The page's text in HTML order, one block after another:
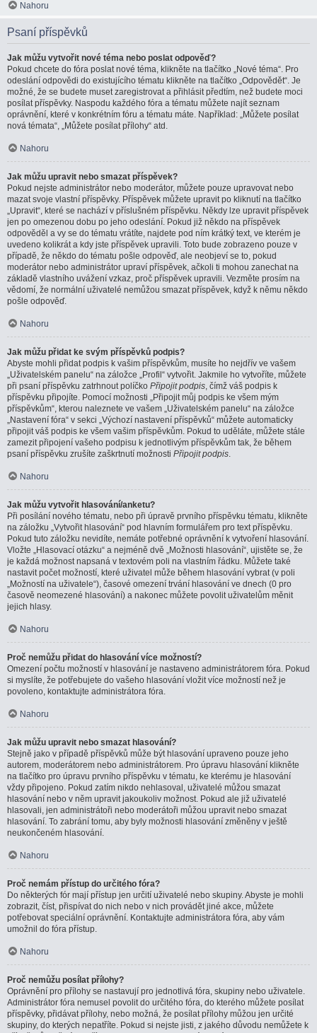
Nahoru
Psaní příspěvků
Jak můžu vytvořit nové téma nebo poslat odpověď?
Pokud chcete do fóra poslat nové téma, klikněte na tlačítko „Nové téma“. Pro
odeslání odpovědi do existujícího tématu klikněte na tlačítko „Odpovědět“. Je
možné, že se budete muset zaregistrovat a přihlásit předtím, než budete moci
posílat příspěvky. Naspodu každého fóra a tématu můžete najít seznam
oprávnění, které v konkrétním fóru a tématu máte. Například: „Můžete posílat
nová témata“, „Můžete posílat přílohy“ atd.
Nahoru
Jak můžu upravit nebo smazat příspěvek?
Pokud nejste administrátor nebo moderátor, můžete pouze upravovat nebo
mazat svoje vlastní příspěvky. Příspěvek můžete upravit po kliknutí na tlačítko
„Upravit“, které se nachází v příslušném příspěvku. Někdy lze upravit příspěvek
jen po omezenou dobu po jeho odeslání. Pokud již někdo na příspěvek
odpověděl a vy se do tématu vrátíte, najdete pod ním krátký text, ve kterém je
uvedeno kolikrát a kdy jste příspěvek upravili. Toto bude zobrazeno pouze v
případě, že někdo do tématu pošle odpověď, ale neobjeví se to, pokud
moderátor nebo administrátor upraví příspěvek, ačkoli ti mohou zanechat na
základě vlastního uvážení vzkaz, proč příspěvek upravili. Vezměte prosím na
vědomí, že normální uživatelé nemůžou smazat příspěvek, když k němu někdo
pošle odpověď.
Nahoru
Jak můžu přidat ke svým příspěvků podpis?
Abyste mohli přidat podpis k vašim příspěvkům, musíte ho nejdřív ve vašem
„Uživatelském panelu“ na záložce „Profil“ vytvořit. Jakmile ho vytvoříte, můžete
při psaní příspěvku zatrhnout políčko Připojit podpis, čímž váš podpis k
příspěvku připojíte. Pomocí možnosti „Připojit můj podpis ke všem mým
příspěvkům“, kterou naleznete ve vašem „Uživatelském panelu“ na záložce
„Nastavení fóra“ v sekci „Výchozí nastavení příspěvků“ můžete automaticky
připojit váš podpis ke všem vašim příspěvkům. Pokud to uděláte, můžete stále
zamezit připojení vašeho podpisu k jednotlivým příspěvkům tak, že během
psaní příspěvku zrušíte zaškrtnutí možnosti Připojit podpis.
Nahoru
Jak můžu vytvořit hlasování/anketu?
Při posílání nového tématu, nebo při úpravě prvního příspěvku tématu, klikněte
na záložku „Vytvořit hlasování“ pod hlavním formulářem pro text příspěvku.
Pokud tuto záložku nevidíte, nemáte potřebné oprávnění k vytvoření hlasování.
Vložte „Hlasovací otázku“ a nejméně dvě „Možnosti hlasování“, ujistěte se, že
je každá možnost napsaná v textovém poli na vlastním řádku. Můžete také
nastavit počet možností, které uživatel může během hlasování vybrat (v poli
„Možností na uživatele“), časové omezení trvání hlasování ve dnech (0 pro
časově neomezené hlasování) a nakonec můžete povolit uživatelům měnit
jejich hlasy.
Nahoru
Proč nemůžu přidat do hlasování více možností?
Omezení počtu možností v hlasování je nastaveno administrátorem fóra. Pokud
si myslíte, že potřebujete do vašeho hlasování vložit více možností než je
povoleno, kontaktujte administrátora fóra.
Nahoru
Jak můžu upravit nebo smazat hlasování?
Stejně jako v případě příspěvků může být hlasování upraveno pouze jeho
autorem, moderátorem nebo administrátorem. Pro úpravu hlasování klikněte
na tlačítko pro úpravu prvního příspěvku v tématu, ke kterému je hlasování
vždy připojeno. Pokud zatím nikdo nehlasoval, uživatelé můžou smazat
hlasování nebo v něm upravit jakoukoliv možnost. Pokud ale již uživatelé
hlasovali, jen administrátoři nebo moderátoři můžou upravit nebo smazat
hlasování. To zabrání tomu, aby byly možnosti hlasování změněny v ještě
neukončeném hlasování.
Nahoru
Proč nemám přístup do určitého fóra?
Do některých fór mají přístup jen určití uživatelé nebo skupiny. Abyste je mohli
zobrazit, číst, přispívat do nich nebo v nich provádět jiné akce, můžete
potřebovat speciální oprávnění. Kontaktujte administrátora fóra, aby vám
umožnil do fóra přístup.
Nahoru
Proč nemůžu posílat přílohy?
Oprávnění pro přílohy se nastavují pro jednotlivá fóra, skupiny nebo uživatele.
Administrátor fóra nemusel povolit do určitého fóra, do kterého můžete posílat
příspěvky, přidávat přílohy, nebo možná, že posílat přílohy můžou jen určité
skupiny, do kterých nepatříte. Pokud si nejste jisti, z jakého důvodu nemůžete k